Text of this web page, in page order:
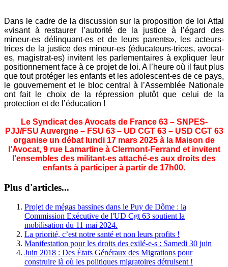
Dans le cadre de la discussion sur la proposition de loi Attal
«visant à restaurer l’autorité de la justice à l’égard des
mineur-es délinquant-es et de leurs parents», les acteurs-
trices de la justice des mineur-es (éducateurs-trices, avocat-
es, magistrat-es) invitent les parlementaires à expliquer leur
positionnement face à ce projet de loi. A l’heure où il faut plus
que tout protéger les enfants et les adolescent-es de ce pays,
le gouvernement et le bloc central à l’Assemblée Nationale
ont fait le choix de la répression plutôt que celui de la
protection et de l’éducation !
Le Syndicat des Avocats de France 63 – SNPES-
PJJ/FSU Auvergne – FSU 63 – UD CGT 63 – USD CGT 63
organise un débat lundi 17 mars 2025 à la Maison de
l’Avocat, 9 rue Lamartine à Clermont-Ferrand et invitent
l'ensembles des militant-es attaché-es aux droits des
enfants à participer à partir de 17h00.
Plus d'articles...
Projet de mégas bassines dans le Puy de Dôme : la
Commission Exécutive de l'UD Cgt 63 soutient la
mobilisation du 11 mai 2024.
La priorité, c’est notre santé et non leurs profits !
Manifestation pour les droits des exilé-e-s : Samedi 30 juin
Juin 2018 : Des États Généraux des Migrations pour
construire là où les politiques migratoires détruisent !